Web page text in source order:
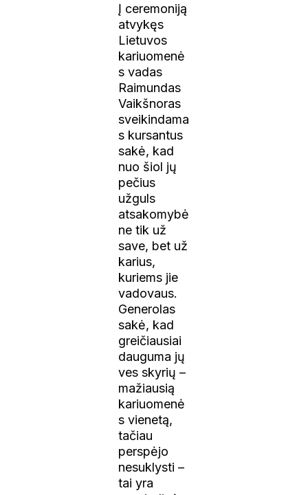
Į ceremoniją
atvykęs
Lietuvos
kariuomenė
s vadas
Raimundas
Vaikšnoras
sveikindama
s kursantus
sakė, kad
nuo šiol jų
pečius
užguls
atsakomybė
ne tik už
save, bet už
karius,
kuriems jie
vadovaus.
Generolas
sakė, kad
greičiausiai
dauguma jų
ves skyrių –
mažiausią
kariuomenė
s vienetą,
tačiau
perspėjo
nesuklysti –
tai yra